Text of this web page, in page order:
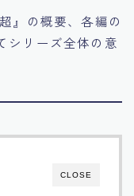
』の概要、各編の
シリーズ全体の意
CLOSE